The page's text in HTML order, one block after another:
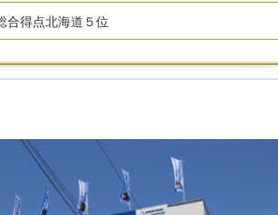
得点北海道５位